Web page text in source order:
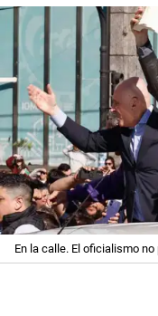
En la calle. El oficialismo